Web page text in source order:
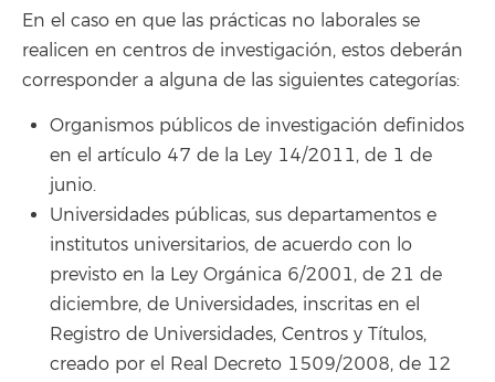
En el caso en que las prácticas no laborales se
realicen en centros de investigación, estos deberán
corresponder a alguna de las siguientes categorías:
Organismos públicos de investigación definidos
en el artículo 47 de la Ley 14/2011, de 1 de
junio.
Universidades públicas, sus departamentos e
institutos universitarios, de acuerdo con lo
previsto en la Ley Orgánica 6/2001, de 21 de
diciembre, de Universidades, inscritas en el
Registro de Universidades, Centros y Títulos,
creado por el Real Decreto 1509/2008, de 12